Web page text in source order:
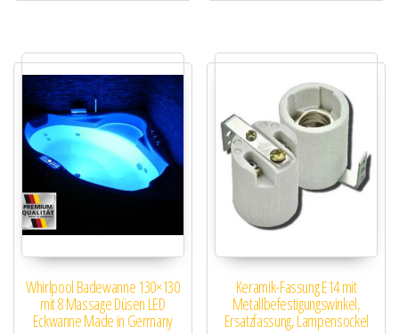
Whirlpool Badewanne 130×130
mit 8 Massage Düsen LED
Eckwanne Made in Germany
Keramik-Fassung E14 mit
Metallbefestigungswinkel,
Ersatzfassung, Lampensockel